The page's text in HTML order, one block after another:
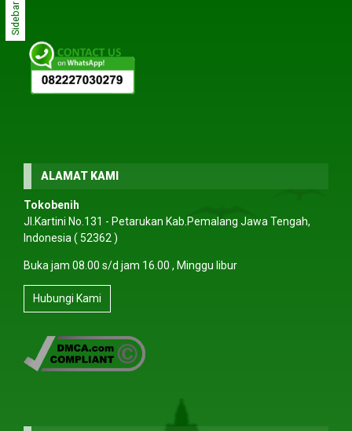
Sidebar
ALAMAT KAMI
Tokobenih
Jl.Kartini No.131 - Petarukan Kab.Pemalang Jawa Tengah,
Indonesia ( 52362 )
Buka jam 08.00 s/d jam 16.00 , Minggu libur
Hubungi Kami